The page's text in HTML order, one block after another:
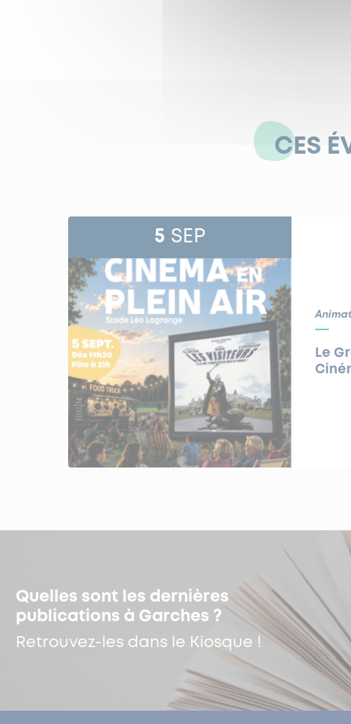
CES
5 SEP
Le
Quelles sont les dernières
publications à Garches ?
Retrouvez-les dans le Kiosque !